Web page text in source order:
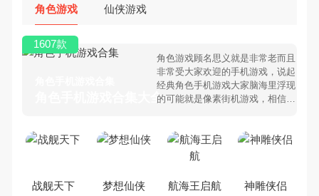
角色游戏 仙侠游戏
角色手机游戏合集大全 >
角色游戏顾名思义就是非常老而且
非常受大家欢迎的手机游戏，说起
经典角色手机游戏大家脑海里浮现
的可能就是像素街机游戏，相信很
色手机游戏有哪些呢？游戏今天，
乐途下载站小编芒果味的怪咖给大
集，欢迎大家前来选择下载体验
1607款
战舰天下 梦想仙侠 航海王启航 神雕侠侣